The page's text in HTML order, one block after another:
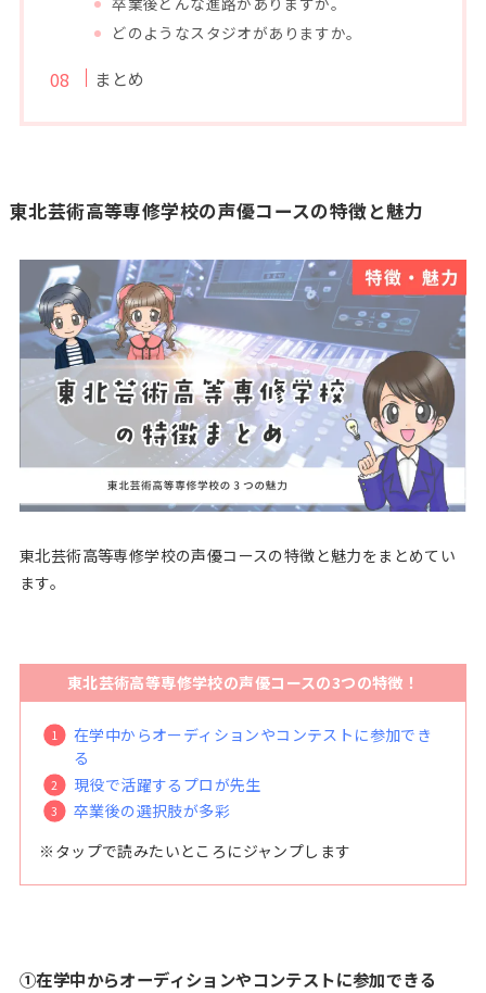
どのようなスタジオがありますか。
まとめ
東北芸術高等専修学校の声優コースの特徴と魅力
東北芸術高等専修学校の声優コースの特徴と魅力をまとめてい
ます。
東北芸術高等専修学校の声優コースの3つの特徴！
在学中からオーディションやコンテストに参加でき
る
現役で活躍するプロが先生
卒業後の選択肢が多彩
※タップで読みたいところにジャンプします
①在学中からオーディションやコンテストに参加できる